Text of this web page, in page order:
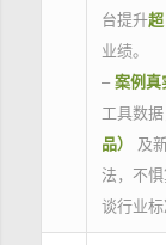
台提升
业绩。
– 案例真
工具数据
品）
及
法，不
谈行业标